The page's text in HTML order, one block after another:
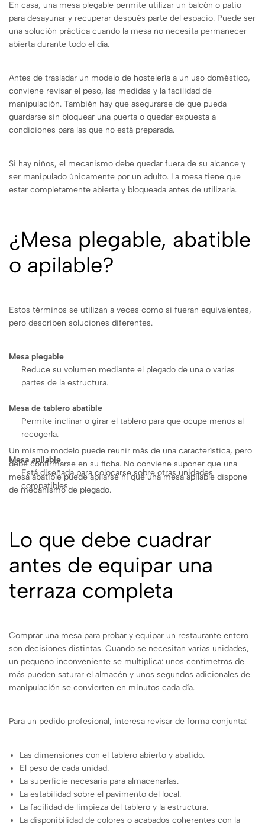
En casa, una mesa plegable permite utilizar un balcón o patio
para desayunar y recuperar después parte del espacio. Puede ser
una solución práctica cuando la mesa no necesita permanecer
abierta durante todo el día.
Antes de trasladar un modelo de hostelería a un uso doméstico,
conviene revisar el peso, las medidas y la facilidad de
manipulación. También hay que asegurarse de que pueda
guardarse sin bloquear una puerta o quedar expuesta a
condiciones para las que no está preparada.
Si hay niños, el mecanismo debe quedar fuera de su alcance y
ser manipulado únicamente por un adulto. La mesa tiene que
estar completamente abierta y bloqueada antes de utilizarla.
¿Mesa plegable, abatible
o apilable?
Estos términos se utilizan a veces como si fueran equivalentes,
pero describen soluciones diferentes.
Mesa plegable
Reduce su volumen mediante el plegado de una o varias
partes de la estructura.
Mesa de tablero abatible
Permite inclinar o girar el tablero para que ocupe menos al
recogerla.
Mesa apilable
Está diseñada para colocarse sobre otras unidades
compatibles.
Un mismo modelo puede reunir más de una característica, pero
debe confirmarse en su ficha. No conviene suponer que una
mesa abatible puede apilarse ni que una mesa apilable dispone
de mecanismo de plegado.
Lo que debe cuadrar
antes de equipar una
terraza completa
Comprar una mesa para probar y equipar un restaurante entero
son decisiones distintas. Cuando se necesitan varias unidades,
un pequeño inconveniente se multiplica: unos centímetros de
más pueden saturar el almacén y unos segundos adicionales de
manipulación se convierten en minutos cada día.
Para un pedido profesional, interesa revisar de forma conjunta:
Las dimensiones con el tablero abierto y abatido.
El peso de cada unidad.
La superficie necesaria para almacenarlas.
La estabilidad sobre el pavimento del local.
La facilidad de limpieza del tablero y la estructura.
La disponibilidad de colores o acabados coherentes con la